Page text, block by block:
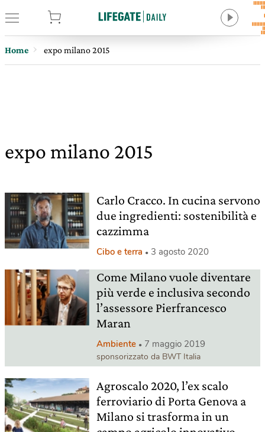
Home expo milano 2015
expo milano 2015
Carlo Cracco. In cucina servono
due ingredienti: sostenibilità e
cazzimma
Cibo e terra 3 agosto 2020
Come Milano vuole diventare
più verde e inclusiva secondo
l’assessore Pierfrancesco
Maran
Ambiente 7 maggio 2019
sponsorizzato da BWT Italia
Agroscalo 2020, l’ex scalo
ferroviario di Porta Genova a
Milano si trasforma in un